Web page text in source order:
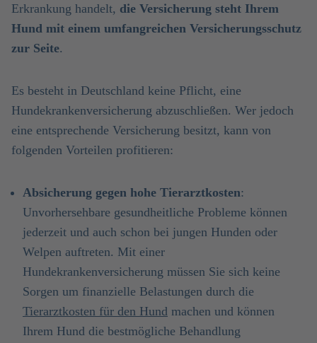
Erkrankung handelt, die Versicherung steht Ihrem
Hund mit einem umfangreichen Versicherungsschutz
zur Seite.
Es besteht in Deutschland keine Pflicht, eine
Hundekrankenversicherung abzuschließen. Wer jedoch
eine entsprechende Versicherung besitzt, kann von
folgenden Vorteilen profitieren:
Absicherung gegen hohe Tierarztkosten:
Unvorhersehbare gesundheitliche Probleme können
jederzeit und auch schon bei jungen Hunden oder
Welpen auftreten. Mit einer
Hundekrankenversicherung müssen Sie sich keine
Sorgen um finanzielle Belastungen durch die
Tierarztkosten für den Hund machen und können
Ihrem Hund die bestmögliche Behandlung